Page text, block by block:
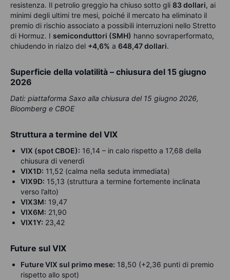
resistenza. Il petrolio greggio ha chiuso sotto gli 83 dollari, ai
minimi degli ultimi tre mesi, poiché il mercato ha eliminato il
premio di rischio associato a possibili interruzioni nello Stretto
di Hormuz. I semiconduttori (SMH) hanno sovraperformato,
chiudendo in rialzo del +4,6% a 648,47 dollari.
Superficie della volatilità – chiusura del 15 giugno
2026
Dati: piattaforma Saxo alla chiusura del 15 giugno 2026,
Bloomberg e CBOE
Struttura a termine del VIX
VIX (spot CBOE): 16,14 – in calo rispetto a 17,68 della
chiusura di venerdì
VIX1D: 11,52 (calma nella seduta immediata)
VIX9D: 15,13 (struttura a termine fortemente inclinata
verso l’alto)
VIX3M: 19,47
VIX6M: 21,90
VIX1Y: 23,42
Future sul VIX
Future VIX sul primo mese: 18,50 (+2,36 punti di premio
rispetto allo spot)